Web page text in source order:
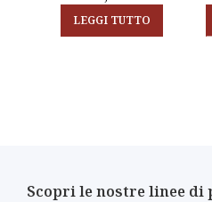
LEGGI TUTTO
Scopri le nostre linee